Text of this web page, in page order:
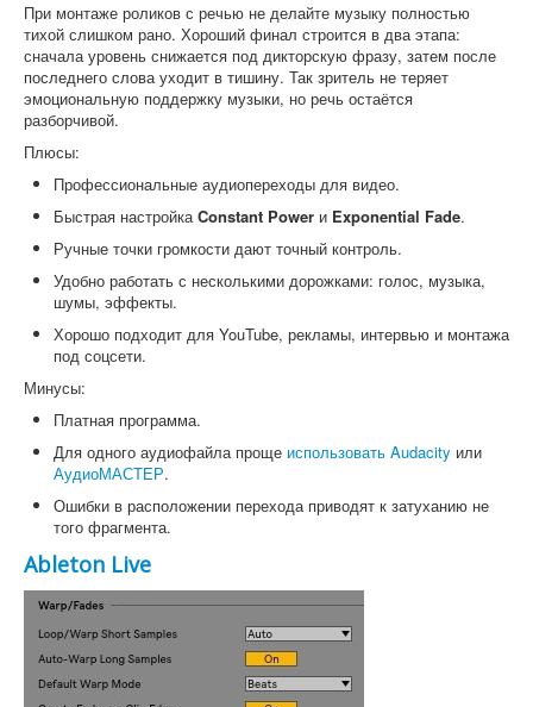
При монтаже роликов с речью не делайте музыку полностью
тихой слишком рано. Хороший финал строится в два этапа:
сначала уровень снижается под дикторскую фразу, затем после
последнего слова уходит в тишину. Так зритель не теряет
эмоциональную поддержку музыки, но речь остаётся
разборчивой.
Плюсы:
Профессиональные аудиопереходы для видео.
Быстрая настройкаConstant Power и Exponential Fade.
Ручные точки громкости дают точный контроль.
Удобно работать с несколькими дорожками: голос, музыка,
шумы, эффекты.
Хорошо подходит для YouTube, рекламы, интервью и монтажа
под соцсети.
Минусы:
Платная программа.
Для одного аудиофайла проще использовать Audacity или
АудиоМАСТЕР.
Ошибки в расположении перехода приводят к затуханию не
того фрагмента.
Ableton Live